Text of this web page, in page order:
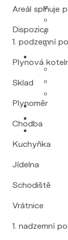
Areál splňuje
Dispozice
1. podzemní
Plynová
Sklad
Plynoměr
Chodba
Kuchyňka
Jídelna
Schodiště
Vrátnice
1. nadzemní